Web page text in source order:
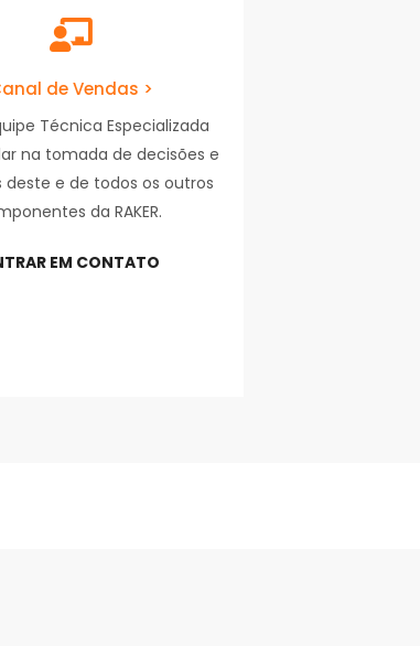
de Vendas >
Técnica Especializada
na tomada de decisões e
e de todos os outros
da RAKER.
EM CONTATO